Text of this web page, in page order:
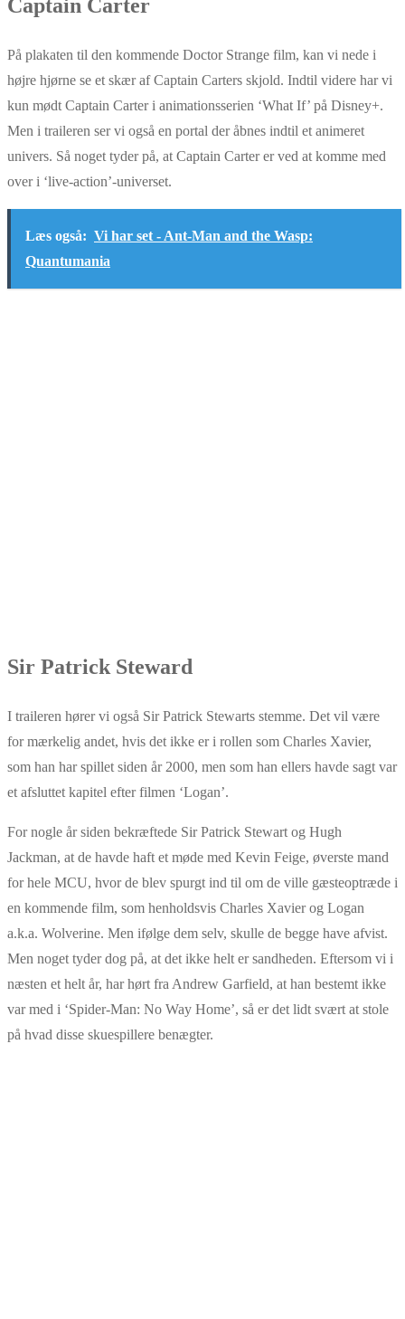
Captain Carter
På plakaten til den kommende Doctor Strange film, kan vi nede i
højre hjørne se et skær af Captain Carters skjold. Indtil videre har vi
kun mødt Captain Carter i animationsserien ‘What If’ på Disney+.
Men i traileren ser vi også en portal der åbnes indtil et animeret
univers. Så noget tyder på, at Captain Carter er ved at komme med
over i ‘live-action’-universet.
Læs også: Vi har set - Ant-Man and the Wasp:
Quantumania
Sir Patrick Steward
I traileren hører vi også Sir Patrick Stewarts stemme. Det vil være
for mærkelig andet, hvis det ikke er i rollen som Charles Xavier,
som han har spillet siden år 2000, men som han ellers havde sagt var
et afsluttet kapitel efter filmen ‘Logan’.
For nogle år siden bekræftede Sir Patrick Stewart og Hugh
Jackman, at de havde haft et møde med Kevin Feige, øverste mand
for hele MCU, hvor de blev spurgt ind til om de ville gæsteoptræde i
en kommende film, som henholdsvis Charles Xavier og Logan
a.k.a. Wolverine. Men ifølge dem selv, skulle de begge have afvist.
Men noget tyder dog på, at det ikke helt er sandheden. Eftersom vi i
næsten et helt år, har hørt fra Andrew Garfield, at han bestemt ikke
var med i ‘Spider-Man: No Way Home’, så er det lidt svært at stole
på hvad disse skuespillere benægter.